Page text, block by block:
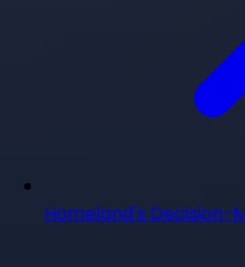
Homeland's Decision-